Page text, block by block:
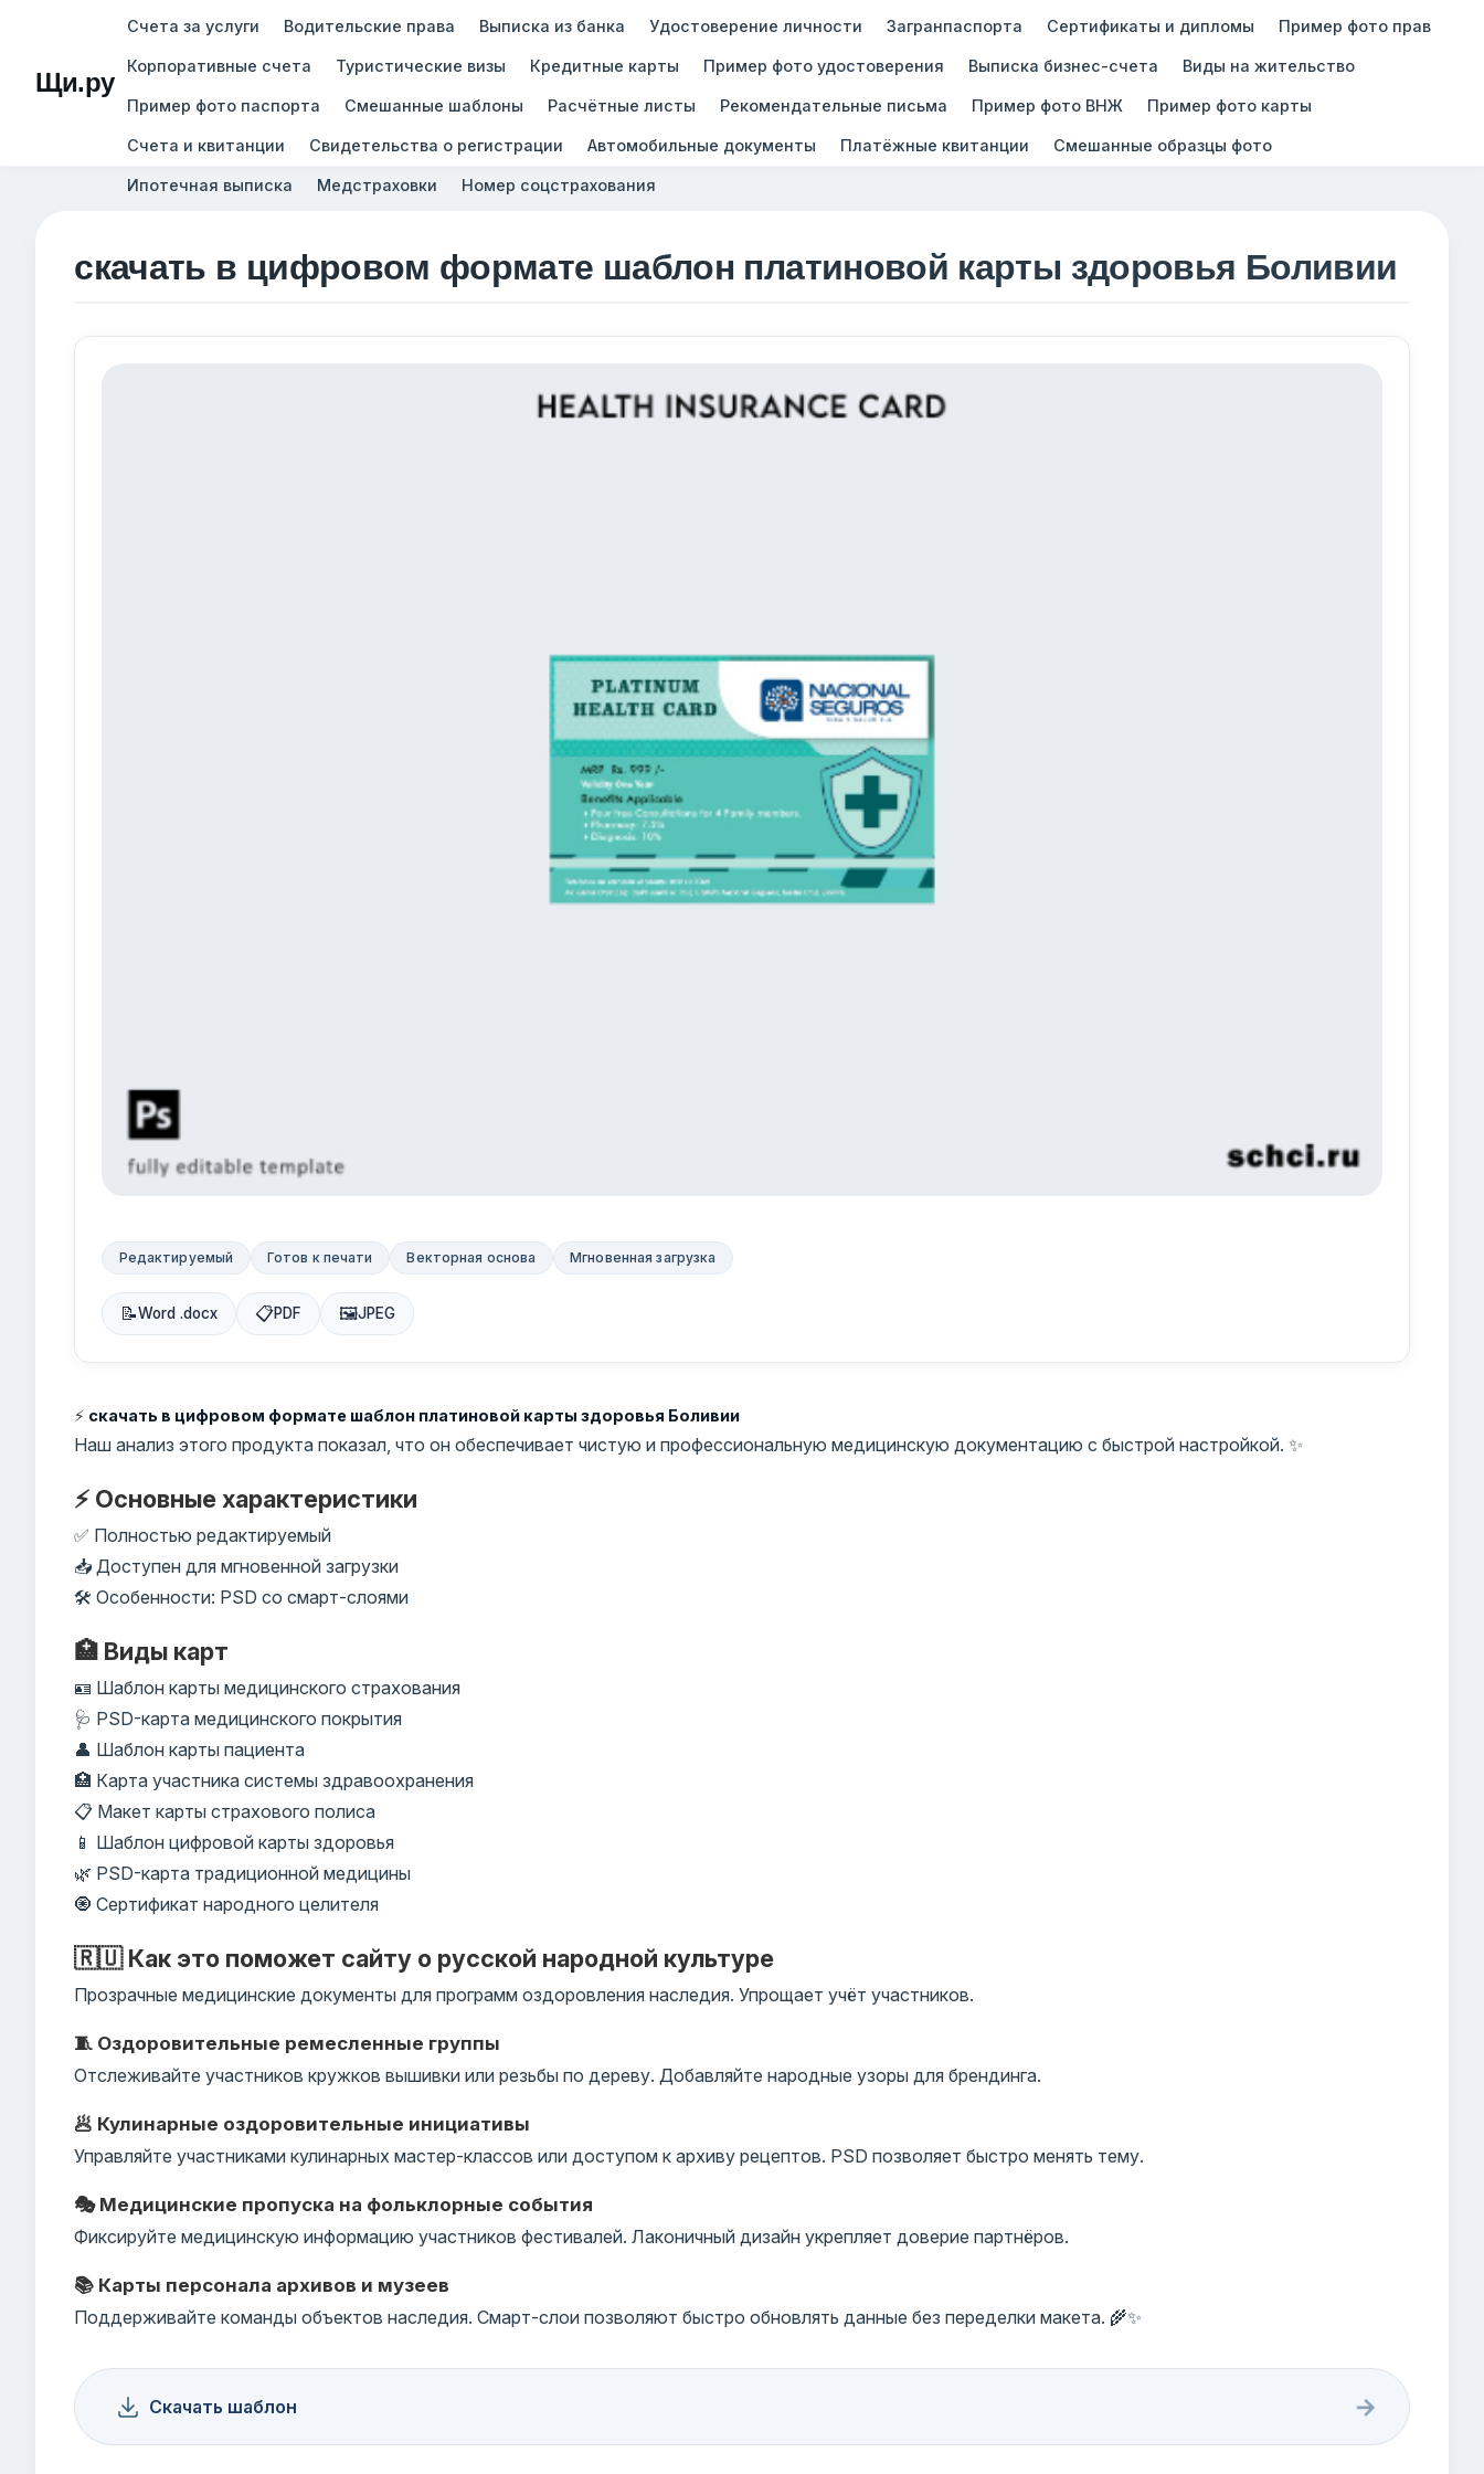
Щи.ру
Счета за услуги Водительские права Выписка из банка Удостоверение личности Загранпаспорта Сертификаты и дипломы Пример фото прав
Корпоративные счета Туристические визы Кредитные карты Пример фото удостоверения Выписка бизнес-счета Виды на жительство
Пример фото паспорта Смешанные шаблоны Расчётные листы Рекомендательные письма Пример фото ВНЖ Пример фото карты
Счета и квитанции Свидетельства о регистрации Автомобильные документы Платёжные квитанции Смешанные образцы фото
Ипотечная выписка Медстраховки Номер соцстрахования
скачать в цифровом формате шаблон платиновой карты здоровья Боливии
Редактируемый Готов к печати Векторная основа Мгновенная загрузка
📝Word .docx 📋PDF 🖼JPEG
⚡ скачать в цифровом формате шаблон платиновой карты здоровья Боливии
Наш анализ этого продукта показал, что он обеспечивает чистую и профессиональную медицинскую документацию с быстрой настройкой. ✨
⚡ Основные характеристики
✅ Полностью редактируемый
📥 Доступен для мгновенной загрузки
🛠️ Особенности: PSD со смарт-слоями
🏥 Виды карт
🪪 Шаблон карты медицинского страхования
🩺 PSD-карта медицинского покрытия
👤 Шаблон карты пациента
🏥 Карта участника системы здравоохранения
📋 Макет карты страхового полиса
📱 Шаблон цифровой карты здоровья
🌿 PSD-карта традиционной медицины
🧿 Сертификат народного целителя
🇷🇺 Как это поможет сайту о русской народной культуре
Прозрачные медицинские документы для программ оздоровления наследия. Упрощает учёт участников.
🧵 Оздоровительные ремесленные группы
Отслеживайте участников кружков вышивки или резьбы по дереву. Добавляйте народные узоры для брендинга.
🥟 Кулинарные оздоровительные инициативы
Управляйте участниками кулинарных мастер-классов или доступом к архиву рецептов. PSD позволяет быстро менять тему.
🎭 Медицинские пропуска на фольклорные события
Фиксируйте медицинскую информацию участников фестивалей. Лаконичный дизайн укрепляет доверие партнёров.
📚 Карты персонала архивов и музеев
Поддерживайте команды объектов наследия. Смарт-слои позволяют быстро обновлять данные без переделки макета. 🌾✨
Скачать шаблон →